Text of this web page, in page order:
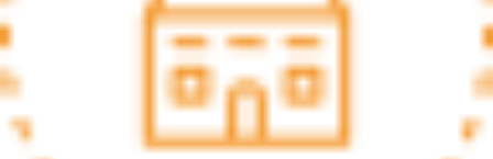
.
A
f
t
e